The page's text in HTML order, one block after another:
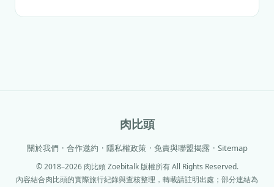
肉比頭
關於我們 · 合作邀約 · 隱私權政策 · 免責與聯盟揭露 · Sitemap
© 2018–2026 肉比頭 Zoebitalk 版權所有 All Rights Reserved.
內容結合肉比頭的實際旅行紀錄與查核整理，轉載請註明出處；部分連結為